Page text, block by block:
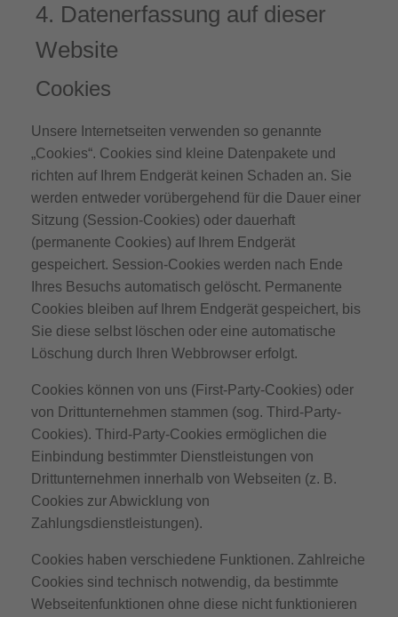
4. Datenerfassung auf dieser
Website
Cookies
Unsere Internetseiten verwenden so genannte
„Cookies“. Cookies sind kleine Datenpakete und
richten auf Ihrem Endgerät keinen Schaden an. Sie
werden entweder vorübergehend für die Dauer einer
Sitzung (Session-Cookies) oder dauerhaft
(permanente Cookies) auf Ihrem Endgerät
gespeichert. Session-Cookies werden nach Ende
Ihres Besuchs automatisch gelöscht. Permanente
Cookies bleiben auf Ihrem Endgerät gespeichert, bis
Sie diese selbst löschen oder eine automatische
Löschung durch Ihren Webbrowser erfolgt.
Cookies können von uns (First-Party-Cookies) oder
von Drittunternehmen stammen (sog. Third-Party-
Cookies). Third-Party-Cookies ermöglichen die
Einbindung bestimmter Dienstleistungen von
Drittunternehmen innerhalb von Webseiten (z. B.
Cookies zur Abwicklung von
Zahlungsdienstleistungen).
Cookies haben verschiedene Funktionen. Zahlreiche
Cookies sind technisch notwendig, da bestimmte
Webseitenfunktionen ohne diese nicht funktionieren